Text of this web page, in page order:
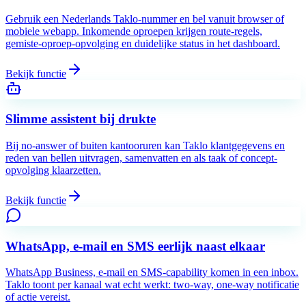
Gebruik een Nederlands Taklo-nummer en bel vanuit browser of
mobiele webapp. Inkomende oproepen krijgen route-regels,
gemiste-oproep-opvolging en duidelijke status in het dashboard.
Bekijk functie
Slimme assistent bij drukte
Bij no-answer of buiten kantooruren kan Taklo klantgegevens en
reden van bellen uitvragen, samenvatten en als taak of concept-
opvolging klaarzetten.
Bekijk functie
WhatsApp, e-mail en SMS eerlijk naast elkaar
WhatsApp Business, e-mail en SMS-capability komen in een inbox.
Taklo toont per kanaal wat echt werkt: two-way, one-way notificatie
of actie vereist.